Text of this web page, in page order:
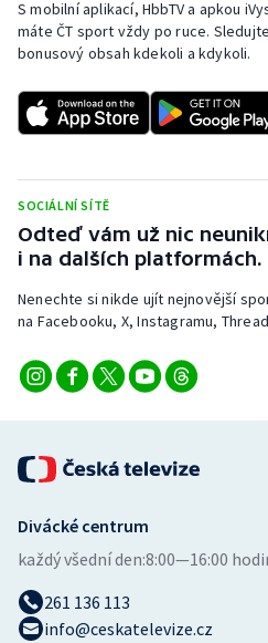
S mobilní aplikací, HbbTV a apkou
máte ČT sport vždy po ruce.
bonusový obsah kdekoli a kdykoli.
SOCIÁLNÍ SÍTĚ
Odteď vám už nic
i na dalších platformách.
Nenechte si nikde ujít nejnovější
na Facebooku, X, Instagramu,
Divácké centrum
každý všední den:8:00—16:00
261 136 113
info@ceskatelevize.cz